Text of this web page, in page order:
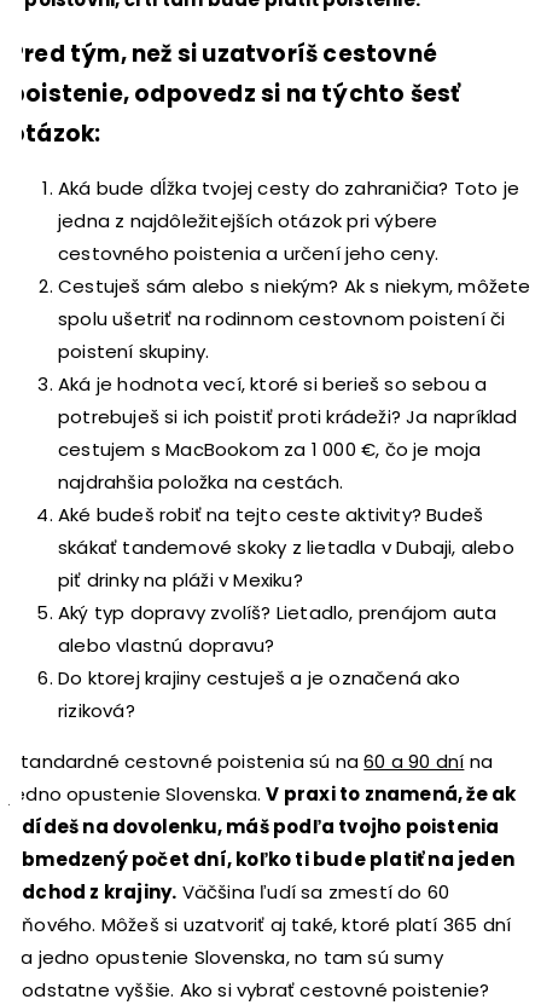
Pred tým, než si uzatvoríš cestovné
poistenie, odpovedz si na týchto šesť
otázok:
Aká bude dĺžka tvojej cesty do zahraničia? Toto je
jedna z najdôležitejších otázok pri výbere
cestovného poistenia a určení jeho ceny.
Cestuješ sám alebo s niekým? Ak s niekym, môžete
spolu ušetriť na rodinnom cestovnom poistení či
poistení skupiny.
Aká je hodnota vecí, ktoré si berieš so sebou a
potrebuješ si ich poistiť proti krádeži? Ja napríklad
cestujem s MacBookom za 1 000 €, čo je moja
najdrahšia položka na cestách.
Aké budeš robiť na tejto ceste aktivity? Budeš
skákať tandemové skoky z lietadla v Dubaji, alebo
piť drinky na pláži v Mexiku?
Aký typ dopravy zvolíš? Lietadlo, prenájom auta
alebo vlastnú dopravu?
Do ktorej krajiny cestuješ a je označená ako
riziková?
Štandardné cestovné poistenia sú na60 a 90 dní na
jedno opustenie Slovenska.V praxi to znamená, že ak
odídeš na dovolenku, máš podľa tvojho poistenia
obmedzený počet dní, koľko ti bude platiť na jeden
odchod z krajiny. Väčšina ľudí sa zmestí do 60
dňového. Môžeš si uzatvoriť aj také, ktoré platí 365 dní
na jedno opustenie Slovenska, no tam sú sumy
podstatne vyššie. Ako si vybrať cestovné poistenie?